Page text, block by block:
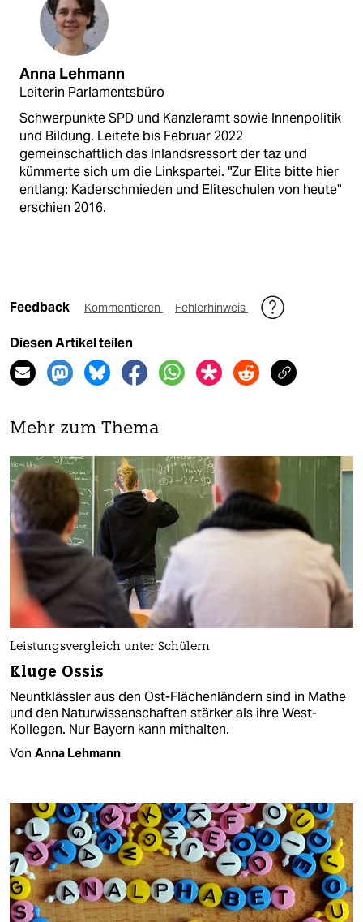
Anna Lehmann
Leiterin Parlamentsbüro
Schwerpunkte SPD und Kanzleramt sowie Innenpolitik
und Bildung. Leitete bis Februar 2022
gemeinschaftlich das Inlandsressort der taz und
kümmerte sich um die Linkspartei. "Zur Elite bitte hier
entlang: Kaderschmieden und Eliteschulen von heute"
erschien 2016.
Feedback Kommentieren Fehlerhinweis
Diesen Artikel teilen
Mehr zum Thema
Leistungsvergleich unter Schülern
Kluge Ossis
Neuntklässler aus den Ost-Flächenländern sind in Mathe
und den Naturwissenschaften stärker als ihre West-
Kollegen. Nur Bayern kann mithalten.
Von Anna Lehmann